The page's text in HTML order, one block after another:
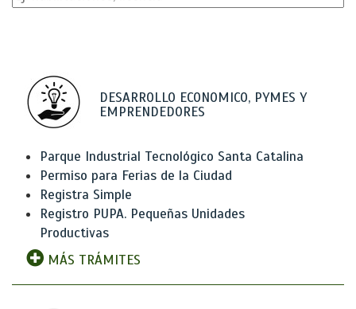
DESARROLLO ECONOMICO, PYMES Y
EMPRENDEDORES
Parque Industrial Tecnológico Santa Catalina
Permiso para Ferias de la Ciudad
Registra Simple
Registro PUPA. Pequeñas Unidades
Productivas
MÁS TRÁMITES